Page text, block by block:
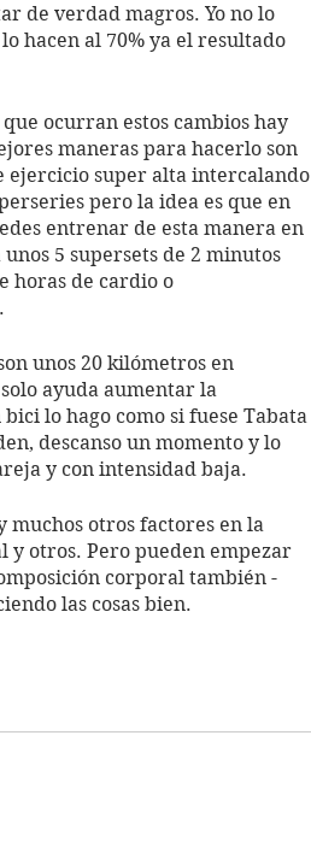
de verdad magros. Yo no lo
hacen al 70% ya el resultado
ocurran estos cambios hay
maneras para hacerlo son
ejercicio super alta intercalando
pero la idea es que en
entrenar de esta manera en
5 supersets de 2 minutos
horas de cardio o
unos 20 kilómetros en
ayuda aumentar la
lo hago como si fuese Tabata
descanso un momento y lo
y con intensidad baja.
muchos otros factores en la
y otros. Pero pueden empezar
corporal también -
las cosas bien.